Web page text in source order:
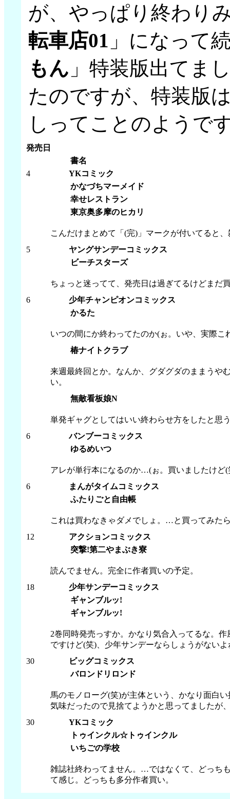
が、やっぱり終わり
転車店01 」になって
もん 」特装版出てま
たのですが、特装版
しってことのようで
発売日
書名
4
YKコミック
かなづちマーメイド
幸せレストラン
東京奥多摩のヒカリ
こんだけまとめて「(完)」マークが付いてると
5
ヤングサンデーコミックス
ビーチスターズ
ちょっと迷ってて、発売日は過ぎてるけどまだ
6
少年チャンピオンコミックス
かるた
いつの間にか終わってたのか(ぉ。いや、実際
椿ナイトクラブ
来週最終回とか。なんか、グダグダのままうや
い。
無敵看板娘N
単発ギャグとしてはいい終わらせ方をしたと思
6
バンブーコミックス
ゆるめいつ
アレが単行本になるのか…(ぉ。買いましたけど(
6
まんがタイムコミックス
ふたりごと自由帳
これは買わなきゃダメでしょ。…と買ってみた
12
アクションコミックス
突撃!第二やまぶき寮
読んでません。完全に作者買いの予定。
18
少年サンデーコミックス
ギャンブルッ!
ギャンブルッ!
2巻同時発売っすか。かなり気合入ってるな。
ですけど(笑)、少年サンデーならしょうがないよ
30
ビッグコミックス
バロンドリロンド
馬のモノローグ(笑)が主体という、かなり面白
気味だったので見捨てようかと思ってましたが
30
YKコミック
トゥインクル☆トゥインクル
いちごの学校
雑誌社終わってません。…ではなくて、どっち
て感じ。どっちも多分作者買い。